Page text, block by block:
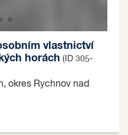
vlastnictví
horách (ID 305-
okres Rychnov nad